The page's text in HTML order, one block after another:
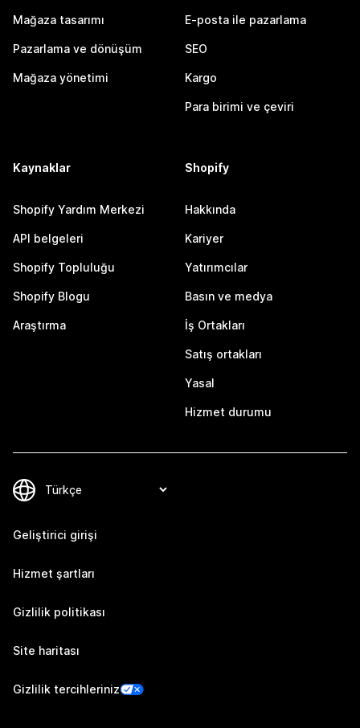
Mağaza tasarımı
Pazarlama ve dönüşüm
Mağaza yönetimi
E-posta ile pazarlama
SEO
Kargo
Para birimi ve çeviri
Kaynaklar
Shopify Yardım Merkezi
API belgeleri
Shopify Topluluğu
Shopify Blogu
Araştırma
Shopify
Hakkında
Kariyer
Yatırımcılar
Basın ve medya
İş Ortakları
Satış ortakları
Yasal
Hizmet durumu
Geliştirici girişi
Hizmet şartları
Gizlilik politikası
Site haritası
Gizlilik tercihleriniz